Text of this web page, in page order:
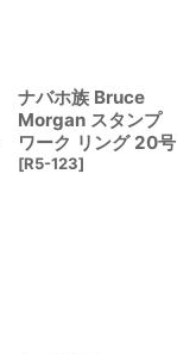
ナバホ族 Bruce
Morgan スタンプ
ワーク リング 20号
[R5-123]